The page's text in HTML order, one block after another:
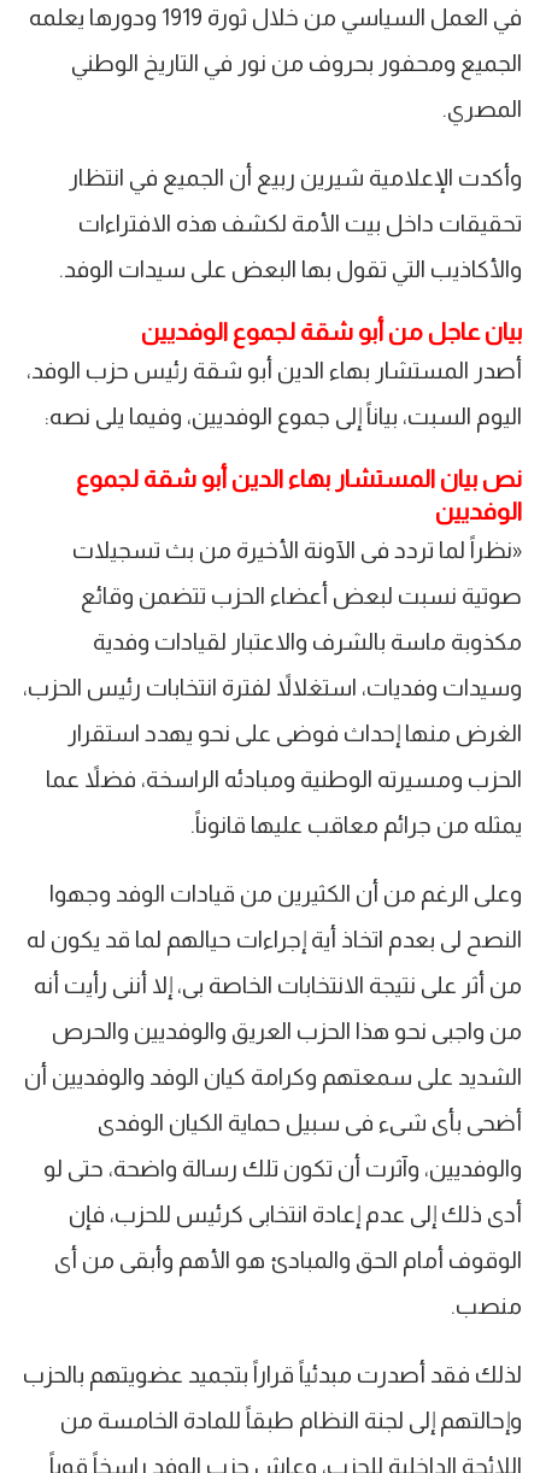
في العمل السياسي من خلال ثورة 1919 ودورها يعلمه
الجميع ومحفور بحروف من نور في التاريخ الوطني
المصري.
وأكدت الإعلامية شيرين ربيع أن الجميع في انتظار
تحقيقات داخل بيت الأمة لكشف هذه الافتراءات
والأكاذيب التي تقول بها البعض على سيدات الوفد.
بيان عاجل من أبو شقة لجموع الوفديين
أصدر المستشار بهاء الدين أبو شقة رئيس حزب الوفد،
اليوم السبت، بياناً إلى جموع الوفديين، وفيما يلى نصه:
نص بيان المستشار بهاء الدين أبو شقة لجموع
الوفديين
«نظراً لما تردد فى الآونة الأخيرة من بث تسجيلات
صوتية نسبت لبعض أعضاء الحزب تتضمن وقائع
مكذوبة ماسة بالشرف والاعتبار لقيادات وفدية
وسيدات وفديات، استغلالاً لفترة انتخابات رئيس الحزب،
الغرض منها إحداث فوضى على نحو يهدد استقرار
الحزب ومسيرته الوطنية ومبادئه الراسخة، فضلاً عما
يمثله من جرائم معاقب عليها قانوناً.
وعلى الرغم من أن الكثيرين من قيادات الوفد وجهوا
النصح لى بعدم اتخاذ أية إجراءات حيالهم لما قد يكون له
من أثر على نتيجة الانتخابات الخاصة بى، إلا أننى رأيت أنه
من واجبى نحو هذا الحزب العريق والوفديين والحرص
الشديد على سمعتهم وكرامة كيان الوفد والوفديين أن
أضحى بأى شىء فى سبيل حماية الكيان الوفدى
والوفديين، وآثرت أن تكون تلك رسالة واضحة، حتى لو
أدى ذلك إلى عدم إعادة انتخابى كرئيس للحزب، فإن
الوقوف أمام الحق والمبادئ هو الأهم وأبقى من أى
منصب.
لذلك فقد أصدرت مبدئياً قراراً بتجميد عضويتهم بالحزب
وإحالتهم إلى لجنة النظام طبقاً للمادة الخامسة من
اللائحة الداخلية للحزب، وعاش حزب الوفد راسخاً قوياً